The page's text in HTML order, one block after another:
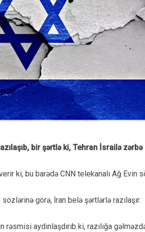
bir şərtlə ki, Tehran İsrailə
ki, bu barədə CNN telekanalı Ağ Evin
görə, İran belə şərtlərlə razılaşır.
rəsmisi aydınlaşdırıb ki, razılığa